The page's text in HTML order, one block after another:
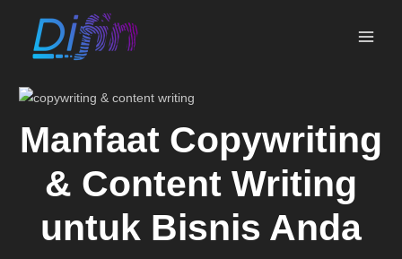
content
Manfaat Copywriting
& Content Writing
untuk Bisnis Anda